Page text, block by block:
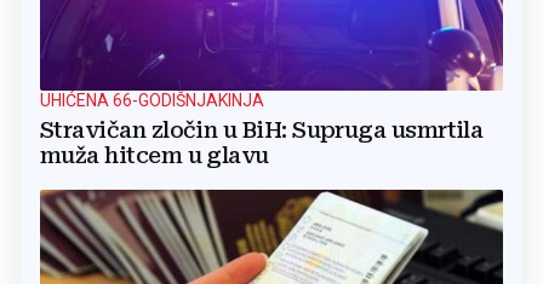
UHIĆENA 66-GODIŠNJAKINJA
Stravičan zločin u BiH: Supruga usmrtila
muža hitcem u glavu